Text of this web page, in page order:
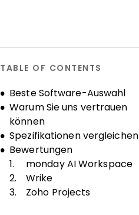
TABLE OF CONTENTS
Beste Software-Auswahl
Warum Sie uns vertrauen
können
Spezifikationen vergleichen
Bewertungen
monday AI Workspace
Wrike
Zoho Projects